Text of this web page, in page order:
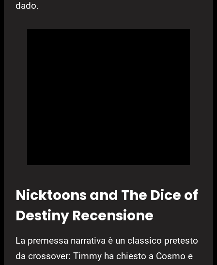
dado.
Nicktoons and The Dice of
Destiny Recensione
La premessa narrativa è un classico pretesto
da crossover: Timmy ha chiesto a Cosmo e